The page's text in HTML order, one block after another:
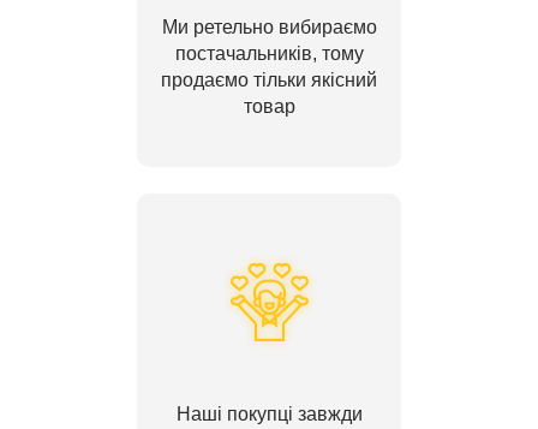
Ми ретельно вибираємо
постачальників, тому
продаємо тільки якісний
товар
Наші покупці завжди